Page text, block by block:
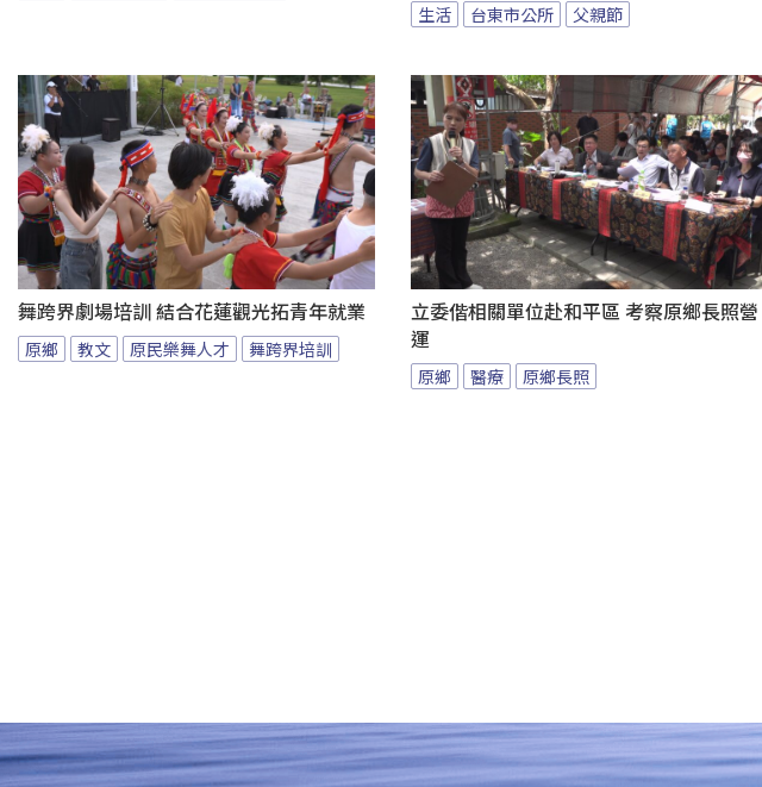
生活 台東市公所 父親節
舞跨界劇場培訓 結合花蓮觀光拓青年就業
原鄉 教文 原民樂舞人才 舞跨界培訓
立委偕相關單位赴和平區 考察原鄉長照營
運
原鄉 醫療 原鄉長照